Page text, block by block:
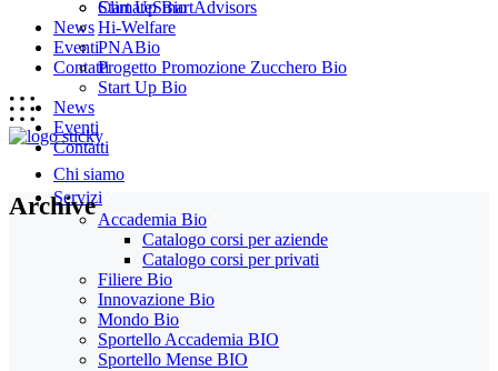
Start Up Bio
News
Eventi
Contatti
Chi siamo
Servizi
Accademia Bio
Catalogo corsi per aziende
Catalogo corsi per privati
Filiere Bio
Innovazione Bio
Mondo Bio
Sportello Accademia BIO
Sportello Mense BIO
ClimateSmartAdvisors
Hi-Welfare
PNABio
Progetto Promozione Zucchero Bio
Start Up Bio
News
Eventi
Contatti
Archive